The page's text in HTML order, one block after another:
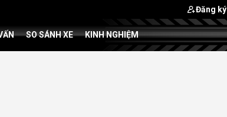
Đăng ký
SO SÁNH XE KINH NGHIỆM